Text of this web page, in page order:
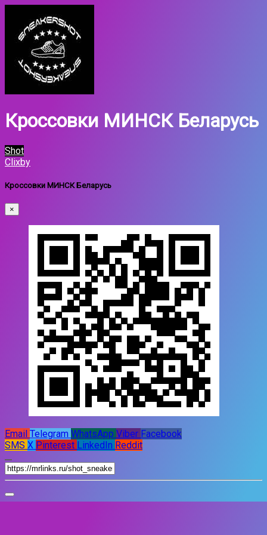
Кроссовки МИНСК Беларусь
Shot
Clixby
Кроссовки МИНСК Беларусь
×
Email Telegram WhatsApp Viber Facebook
SMS X Pinterest LinkedIn Reddit